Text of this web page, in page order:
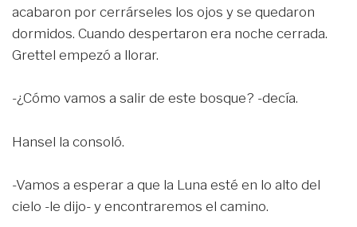
acabaron por cerrárseles los ojos y se quedaron
dormidos. Cuando despertaron era noche cerrada.
Grettel empezó a llorar.
-¿Cómo vamos a salir de este bosque? -decía.
Hansel la consoló.
-Vamos a esperar a que la Luna esté en lo alto del
cielo -le dijo- y encontraremos el camino.